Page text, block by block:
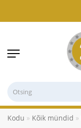
Kodu Kõik mündid